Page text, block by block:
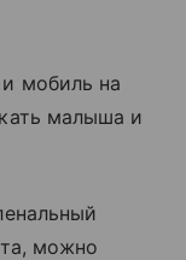
мобиль на
малыша и
можно